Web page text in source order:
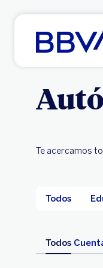
Ir al contenido principal
Te acercamos
Todos
Todos